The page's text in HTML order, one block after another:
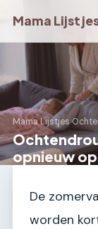
Mama
Mama Lijstjes›
opnieuw
De
worden